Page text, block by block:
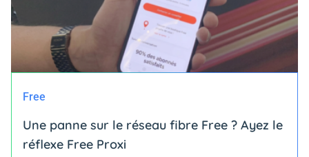
Free
Une panne sur le réseau fibre Free ? Ayez le
réflexe Free Proxi